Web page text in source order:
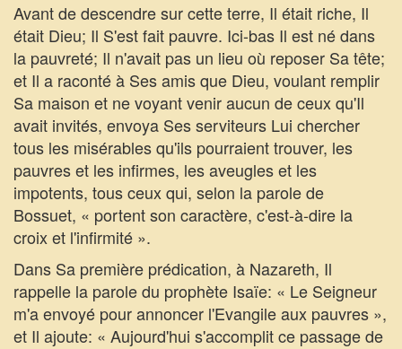
Avant de descendre sur cette terre, Il était riche, Il
était Dieu; Il S'est fait pauvre. Ici-bas Il est né dans
la pauvreté; Il n'avait pas un lieu où reposer Sa tête;
et Il a raconté à Ses amis que Dieu, voulant remplir
Sa maison et ne voyant venir aucun de ceux qu'Il
avait invités, envoya Ses serviteurs Lui chercher
tous les misérables qu'ils pourraient trouver, les
pauvres et les infirmes, les aveugles et les
impotents, tous ceux qui, selon la parole de
Bossuet, « portent son caractère, c'est-à-dire la
croix et l'infirmité ».
Dans Sa première prédication, à Nazareth, Il
rappelle la parole du prophète Isaïe: « Le Seigneur
m'a envoyé pour annoncer l'Evangile aux pauvres »,
et Il ajoute: « Aujourd'hui s'accomplit ce passage de